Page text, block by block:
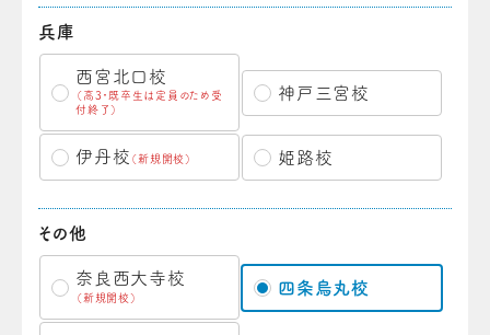
兵庫
西宮北口校
（高3・既卒生は定員のため受
付終了）
神戸三宮校
伊丹校 （新規開校） 姫路校
その他
奈良西大寺校
（新規開校）
四条烏丸校